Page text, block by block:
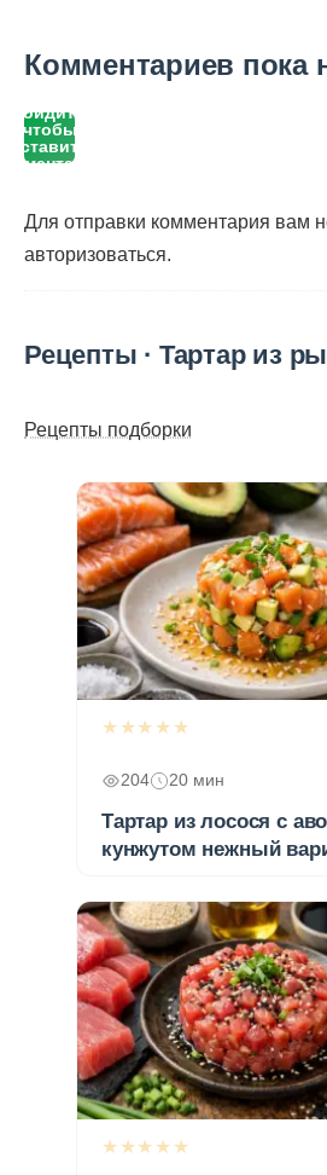
Комментариев пока
Войдите,
чтобы
оставить
Для отправки комментария вам
авторизоваться.
Рецепты · Тартар из
Рецепты подборки
★★★★★
204 20 мин
Тартар из лосося с
кунжутом нежный
★★★★★